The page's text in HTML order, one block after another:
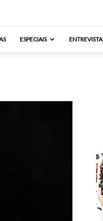
ESPECIAIS